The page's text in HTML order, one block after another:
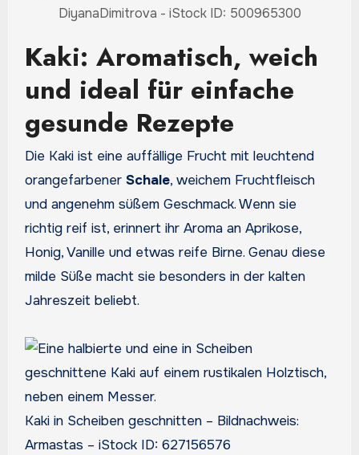
DiyanaDimitrova - iStock ID: 500965300
Kaki: Aromatisch, weich
und ideal für einfache
gesunde Rezepte
Die Kaki ist eine auffällige Frucht mit leuchtend
orangefarbener Schale, weichem Fruchtfleisch
und angenehm süßem Geschmack. Wenn sie
richtig reif ist, erinnert ihr Aroma an Aprikose,
Honig, Vanille und etwas reife Birne. Genau diese
milde Süße macht sie besonders in der kalten
Jahreszeit beliebt.
Kaki in Scheiben geschnitten – Bildnachweis:
Armastas – iStock ID: 627156576